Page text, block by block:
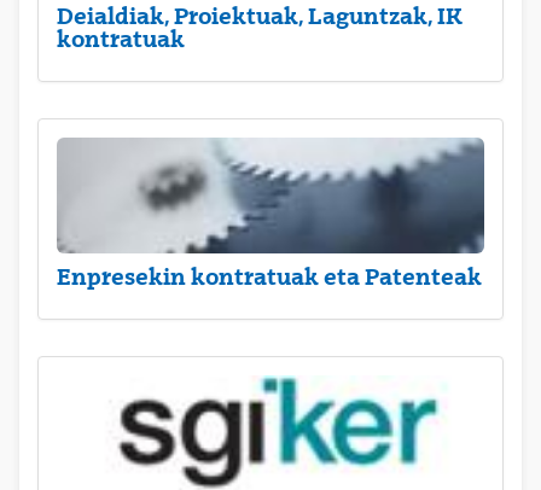
Deialdiak, Proiektuak, Laguntzak, IK
kontratuak
Enpresekin kontratuak eta Patenteak